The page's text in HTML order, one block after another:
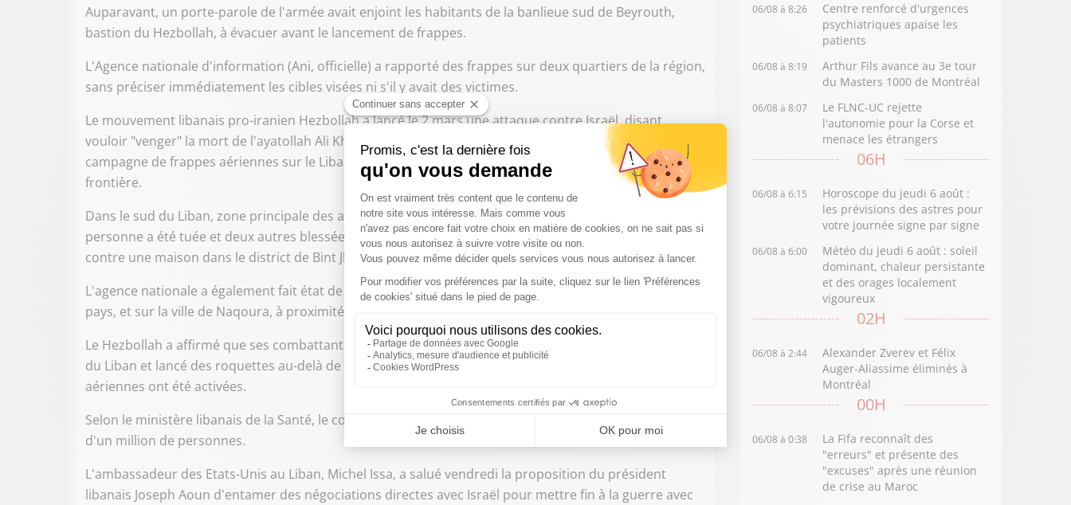
Auparavant, un porte-parole de l'armée avait enjoint les habitants de la banlieue sud de Beyrouth,
bastion du Hezbollah, à évacuer avant le lancement de frappes.
L'Agence nationale d'information (Ani, officielle) a rapporté des frappes sur deux quartiers de la région,
sans préciser immédiatement les cibles visées ni s'il y avait des victimes.
Le mouvement libanais pro-iranien Hezbollah a lancé le 2 mars une attaque contre Israël, disant
vouloir "venger" la mort de l'ayatollah Ali Khamenei en Iran. Israël a riposté en lançant depuis une vaste
campagne de frappes aériennes sur le Liban et d'incursions au sol dans une zone tampon le long de la
frontière.
Dans le sud du Liban, zone principale des affrontements entre Israël et le Hezbollah, au moins une
personne a été tuée et deux autres blessées samedi à l'aube dans une "lourde frappe" israélienne
contre une maison dans le district de Bint Jbeil, a annoncé l'Ani.
L'agence nationale a également fait état de nouvelles frappes sur la ville côtière de Tyr, dans le sud du
pays, et sur la ville de Naqoura, à proximité de la frontière avec Israël.
Le Hezbollah a affirmé que ses combattants ont ciblé des troupes israéliennes dans six villages du sud
du Liban et lancé des roquettes au-delà de la frontière. L'armée israélienne a indiqué que les sirènes
aériennes ont été activées.
Selon le ministère libanais de la Santé, le conflit a tué plus de 1.000 personnes au Liban et déplacé plus
d'un million de personnes.
L'ambassadeur des Etats-Unis au Liban, Michel Issa, a salué vendredi la proposition du président
libanais Joseph Aoun d'entamer des négociations directes avec Israël pour mettre fin à la guerre avec
06/08 à 8:26
Centre renforcé d'urgences
psychiatriques apaise les
patients
06/08 à 8:19
Arthur Fils avance au 3e tour
du Masters 1000 de Montréal
06/08 à 8:07
Le FLNC-UC rejette
l'autonomie pour la Corse et
menace les étrangers
06H
06/08 à 6:15
Horoscope du jeudi 6 août :
les prévisions des astres pour
votre journée signe par signe
06/08 à 6:00
Météo du jeudi 6 août : soleil
dominant, chaleur persistante
et des orages localement
vigoureux
02H
06/08 à 2:44
Alexander Zverev et Félix
Auger-Aliassime éliminés à
Montréal
00H
06/08 à 0:38
La Fifa reconnaît des
"erreurs" et présente des
"excuses" après une réunion
de crise au Maroc